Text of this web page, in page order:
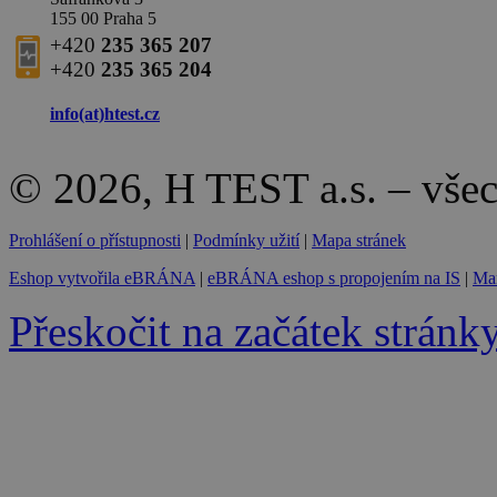
155 00 Praha 5
+420 235 365 207
+420 235 365 204
info(at)htest.cz
© 2026, H TEST a.s. –
Prohlášení o přístupnosti | Podmínky užití | Mapa stránek
Eshop vytvořila eBRÁNA | eBRÁNA eshop s propojením na IS |
Přeskočit na začátek